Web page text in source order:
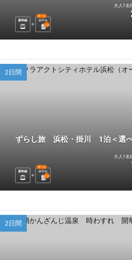
新幹線 ホテル
選べる
1 泊
大人1名
2日間
ずらし旅 浜松・掛川 1泊＜選べ
新幹線 ホテル
選べる
1 泊
大人1名
2日間